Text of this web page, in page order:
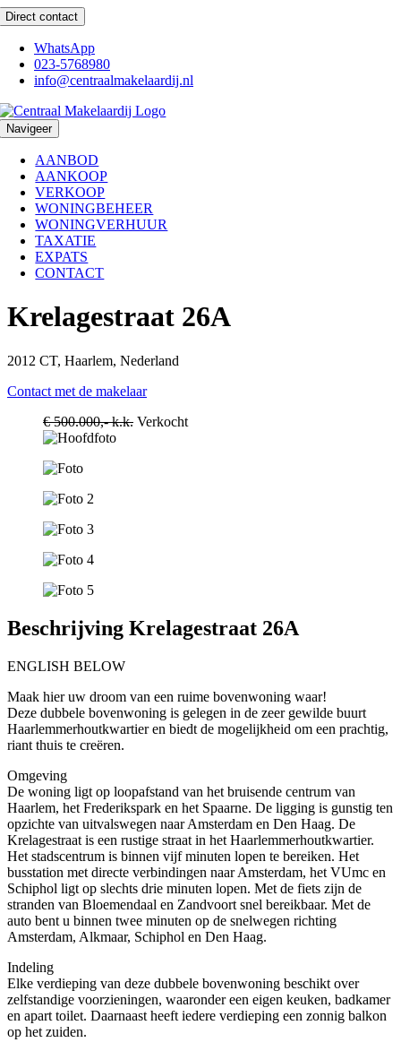
Ga
naar
inhoud
Direct contact
WhatsApp
023-5768980
info@centraalmakelaardij.nl
Navigeer
AANBOD
AANKOOP
VERKOOP
WONINGBEHEER
WONINGVERHUUR
TAXATIE
EXPATS
CONTACT
Krelagestraat 26A
2012 CT, Haarlem, Nederland
Contact met de makelaar
€ 500.000,- k.k. Verkocht
Beschrijving Krelagestraat 26A
ENGLISH BELOW
Maak hier uw droom van een ruime bovenwoning waar!
Deze dubbele bovenwoning is gelegen in de zeer gewilde buurt
Haarlemmerhoutkwartier en biedt de mogelijkheid om een prachtig,
riant thuis te creëren.
Omgeving
De woning ligt op loopafstand van het bruisende centrum van
Haarlem, het Frederikspark en het Spaarne. De ligging is gunstig ten
opzichte van uitvalswegen naar Amsterdam en Den Haag. De
Krelagestraat is een rustige straat in het Haarlemmerhoutkwartier.
Het stadscentrum is binnen vijf minuten lopen te bereiken. Het
busstation met directe verbindingen naar Amsterdam, het VUmc en
Schiphol ligt op slechts drie minuten lopen. Met de fiets zijn de
stranden van Bloemendaal en Zandvoort snel bereikbaar. Met de
auto bent u binnen twee minuten op de snelwegen richting
Amsterdam, Alkmaar, Schiphol en Den Haag.
Indeling
Elke verdieping van deze dubbele bovenwoning beschikt over
zelfstandige voorzieningen, waaronder een eigen keuken, badkamer
en apart toilet. Daarnaast heeft iedere verdieping een zonnig balkon
op het zuiden.